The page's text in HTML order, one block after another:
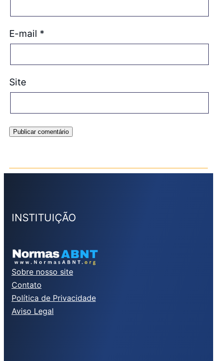
E-mail *
Site
INSTITUIÇÃO
Sobre nosso site
Contato
Política de Privacidade
Aviso Legal